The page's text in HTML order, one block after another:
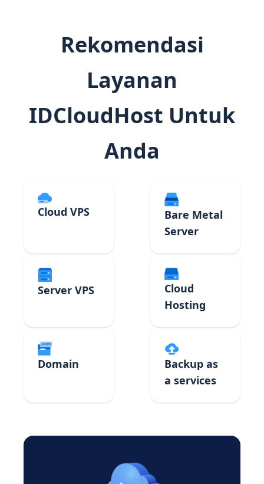
Rekomendasi
Layanan
IDCloudHost Untuk
Anda
Cloud VPS
Bare Metal
Server
Server VPS
Cloud
Hosting
Domain
Backup as
a services